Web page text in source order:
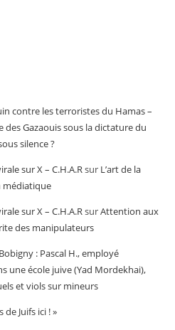
contre les terroristes du Hamas –
des Gazaouis sous la dictature du
silence ?
sur X – C.H.A.Rsur L’art de la
médiatique
sur X – C.H.A.RsurAttention aux
des manipulateurs
: Pascal H., employé
une école juive (Yad Mordekhai),
et viols sur mineurs
de Juifs ici ! »